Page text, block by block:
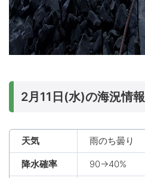
2月11日(水)の海況情報
天気 雨のち曇り
降水確率 90→40%